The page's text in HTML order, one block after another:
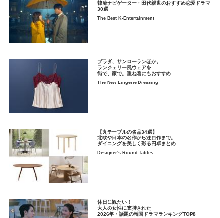
韓流ナビゲーター・田代親世のおすすめ恋愛ドラマ
30選
The Best K-Entertainment
プラダ、サンローランほか。
ランジェリー風ウェアを
街で、家で。重ね着にもおすすめ
The New Lingerie Dressing
【丸テーブルの名品34選】
北欧や日本の名作から注目作まで。
ダイニングを美しく彩る円卓まとめ
Designer's Round Tables
休日に観たい！
大人の女性に支持された
2026年・話題の韓国ドラマランキングTOP8